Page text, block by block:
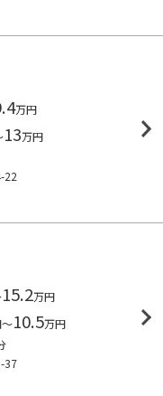
万円
13万円
22
15.2万円
10.5万円
37